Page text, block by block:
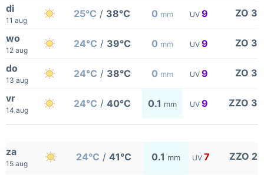
di
11 aug
25°C / 38°C 0 mm UV 9 ZO 3
wo
12 aug
24°C / 39°C 0 mm UV 9 ZO 3
do
13 aug
24°C / 38°C 0 mm UV 9 ZO 3
vr
14 aug
24°C / 40°C 0.1 mm UV 9 ZZO 3
za
15 aug
24°C / 41°C 0.1 mm UV 7 ZZO 2